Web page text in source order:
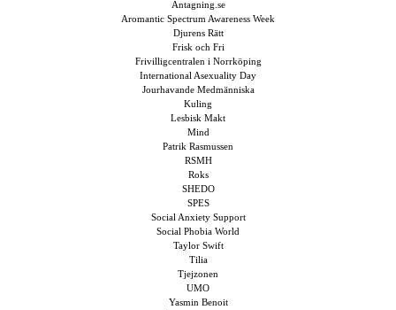
Antagning.se
Aromantic Spectrum Awareness Week
Djurens Rätt
Frisk och Fri
Frivilligcentralen i Norrköping
International Asexuality Day
Jourhavande Medmänniska
Kuling
Lesbisk Makt
Mind
Patrik Rasmussen
RSMH
Roks
SHEDO
SPES
Social Anxiety Support
Social Phobia World
Taylor Swift
Tilia
Tjejzonen
UMO
Yasmin Benoit